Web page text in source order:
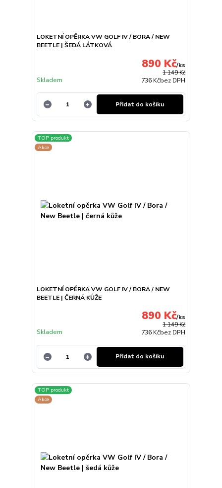
LOKETNÍ OPĚRKA VW GOLF IV / BORA / NEW
BEETLE | ŠEDÁ LÁTKOVÁ
1 149 Kč
890 Kč/ks
736 Kčbez DPH
Skladem
Přidat do košíku
TOP produkt
Akce
LOKETNÍ OPĚRKA VW GOLF IV / BORA / NEW
BEETLE | ČERNÁ KŮŽE
1 149 Kč
890 Kč/ks
736 Kčbez DPH
Skladem
Přidat do košíku
TOP produkt
Akce